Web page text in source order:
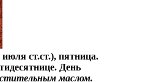
июля ст.ст.), пятница.
День
маслом.